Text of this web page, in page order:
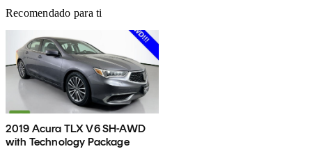
Recomendado para ti
2019 Acura TLX V6 SH-AWD
with Technology Package